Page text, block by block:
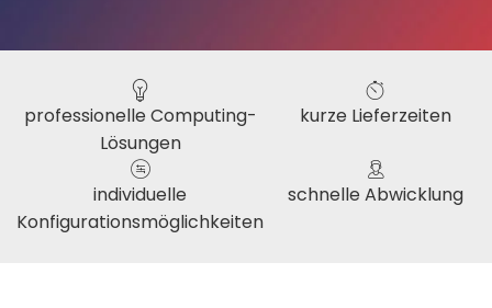
professionelle Computing-
Lösungen
kurze Lieferzeiten
individuelle
Konfigurationsmöglichkeiten
schnelle Abwicklung